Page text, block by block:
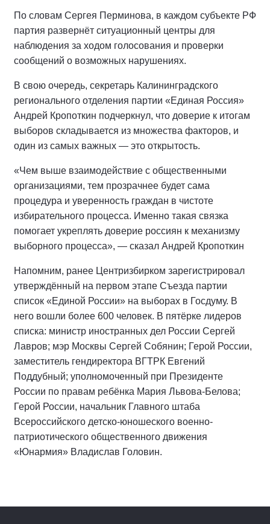
По словам Сергея Перминова, в каждом субъекте РФ
партия развернёт ситуационный центры для
наблюдения за ходом голосования и проверки
сообщений о возможных нарушениях.
В свою очередь, секретарь Калининградского
регионального отделения партии «Единая Россия»
Андрей Кропоткин подчеркнул, что доверие к итогам
выборов складывается из множества факторов, и
один из самых важных — это открытость.
«Чем выше взаимодействие с общественными
организациями, тем прозрачнее будет сама
процедура и уверенность граждан в чистоте
избирательного процесса. Именно такая связка
помогает укреплять доверие россиян к механизму
выборного процесса», — сказал Андрей Кропоткин
Напомним, ранее Центризбирком зарегистрировал
утверждённый на первом этапе Съезда партии
список «Единой России» на выборах в Госдуму. В
него вошли более 600 человек. В пятёрке лидеров
списка: министр иностранных дел России Сергей
Лавров; мэр Москвы Сергей Собянин; Герой России,
заместитель гендиректора ВГТРК Евгений
Поддубный; уполномоченный при Президенте
России по правам ребёнка Мария Львова-Белова;
Герой России, начальник Главного штаба
Всероссийского детско-юношеского военно-
патриотического общественного движения
«Юнармия» Владислав Головин.